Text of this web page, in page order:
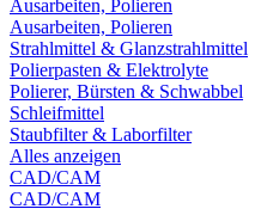
Ausarbeiten, Polieren
Ausarbeiten, Polieren
Strahlmittel & Glanzstrahlmittel
Polierpasten & Elektrolyte
Polierer, Bürsten & Schwabbel
Schleifmittel
Staubfilter & Laborfilter
Alles anzeigen
CAD/CAM
CAD/CAM